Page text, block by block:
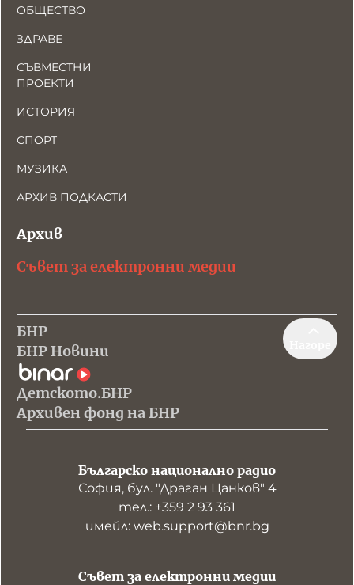
ОБЩЕСТВО
ЗДРАВЕ
СЪВМЕСТНИ
ПРОЕКТИ
ИСТОРИЯ
СПОРТ
МУЗИКА
АРХИВ ПОДКАСТИ
Архив
Съвет за електронни медии
БНР
БНР Новини
Детското.БНР
Архивен фонд на БНР
Българско национално радио
София, бул. "Драган Цанков" 4
тел.: +359 2 93 361
имейл: web.support@bnr.bg
Съвет за електронни медии